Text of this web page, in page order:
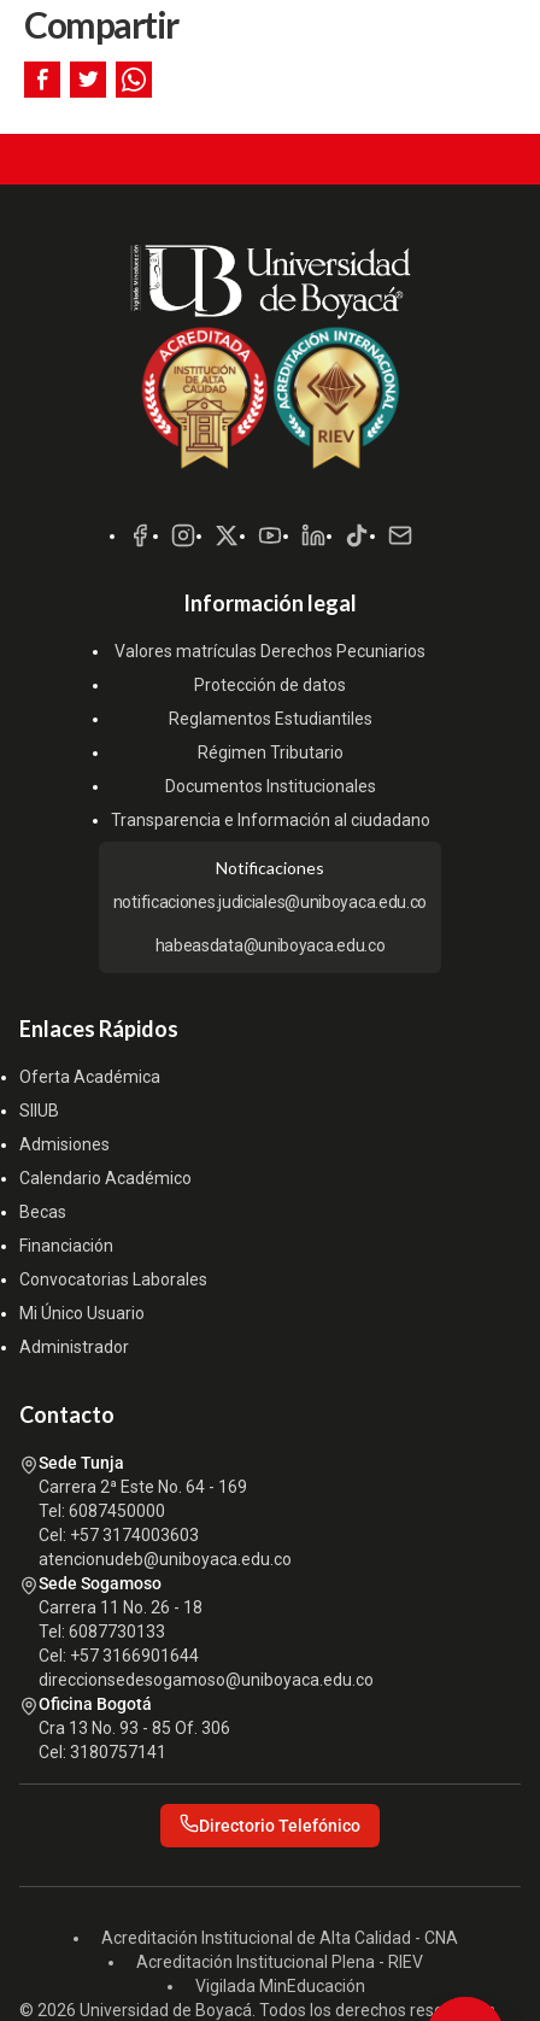
Compartir
Sociales
Información legal
Valores matrículas Derechos Pecuniarios
Protección de datos
Reglamentos Estudiantiles
Régimen Tributario
Documentos Institucionales
Transparencia e Información al ciudadano
Notificaciones
notificaciones.judiciales@uniboyaca.edu.co
habeasdata@uniboyaca.edu.co
Enlaces Rápidos
Oferta Académica
SIIUB
Admisiones
Calendario Académico
Becas
Financiación
Convocatorias Laborales
Mi Único Usuario
Administrador
Contacto
Sede Tunja
Carrera 2ª Este No. 64 - 169
Tel: 6087450000
Cel: +57 3174003603
atencionudeb@uniboyaca.edu.co
Sede Sogamoso
Carrera 11 No. 26 - 18
Tel: 6087730133
Cel: +57 3166901644
direccionsedesogamoso@uniboyaca.edu.co
Oficina Bogotá
Cra 13 No. 93 - 85 Of. 306
Cel: 3180757141
Directorio Telefónico
Acreditación Institucional de Alta Calidad - CNA
Acreditación Institucional Plena - RIEV
Vigilada MinEducación
© 2026 Universidad de Boyacá. Todos los derechos reservados.